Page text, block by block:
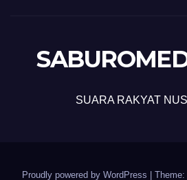
SUARA RAKYAT
Proudly powered by WordPress